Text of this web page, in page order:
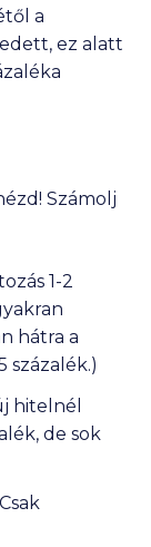
a
ez alatt
Számolj
1-2
hátra a
százalék.)
hitelnél
de sok
Csak